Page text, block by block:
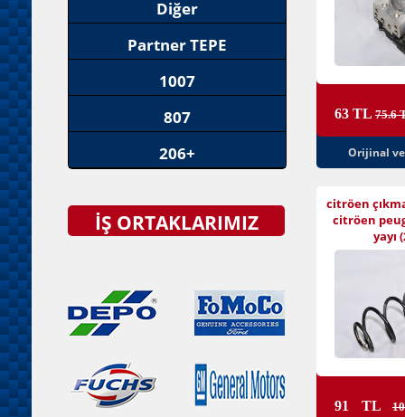
Diğer
Partner TEPE
1007
807
206+
İŞ ORTAKLARIMIZ
63 TL 75.6
Orijinal ve
citröen
citröen
yayı
91 TL